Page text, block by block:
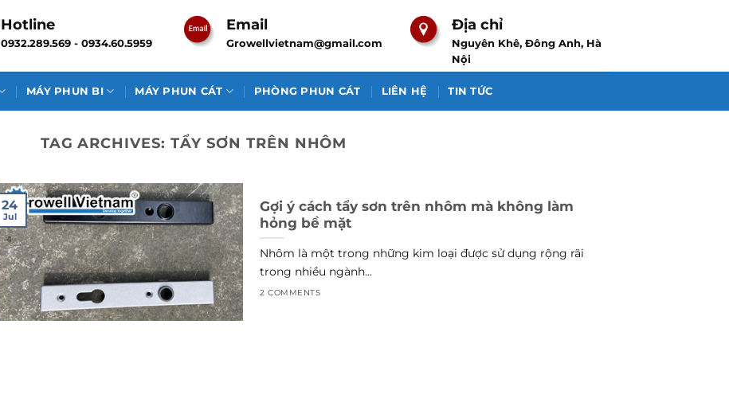
Hotline
0932.289.569 - 0934.60.5959
Email
Growellvietnam@gmail.com
Địa chỉ
Nguyên Khê, Đông Anh, Hà
Nội
MÁY PHUN BI MÁY PHUN CÁT PHÒNG PHUN CÁT LIÊN HỆ TIN TỨC
TAG ARCHIVES: TẨY SƠN TRÊN NHÔM
Gợi ý cách tẩy sơn trên nhôm mà không làm
hỏng bề mặt
Nhôm là một trong những kim loại được sử dụng rộng rãi
trong nhiều ngành...
2 COMMENTS
24
Jul